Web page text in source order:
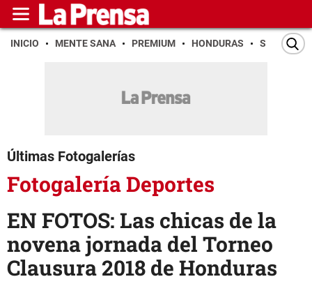
INICIO MENTE SANA PREMIUM HONDURAS SAN PEDRO
Últimas Fotogalerías
Fotogalería Deportes
EN FOTOS: Las chicas de la
novena jornada del Torneo
Clausura 2018 de Honduras